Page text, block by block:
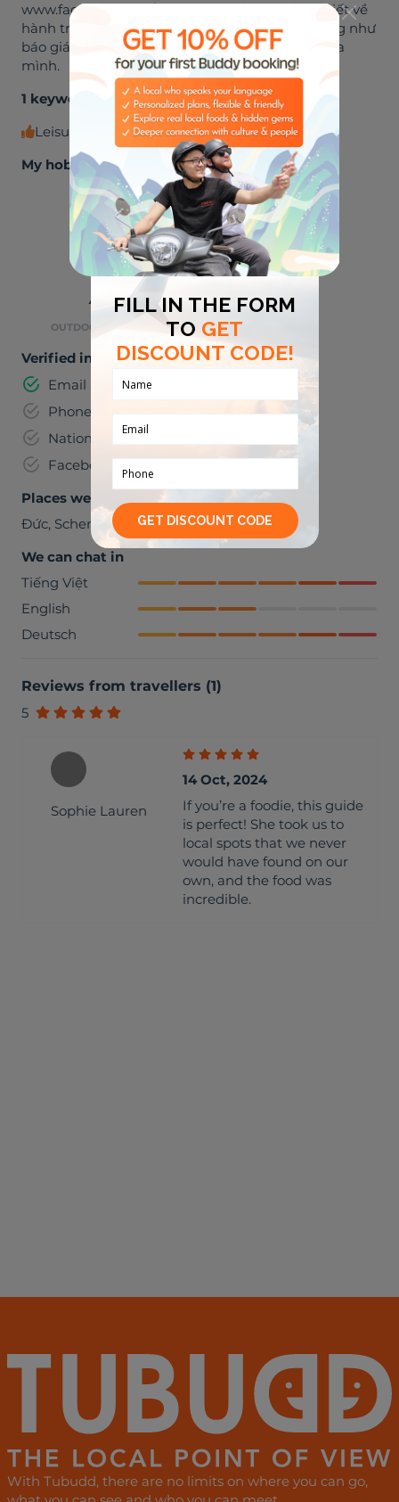
www.facebook.com/covivucom để trao đổi chi tiết về
hành trình, nhu cầu... và nhận tư vấn cụ thể cũng như
báo giá chính xác và phù hợp cho hành trình của
mình.
1 keywords about me
Leisure experiences
My hobbies
🏈
SPORTS
🎸
MUSIC
⛺
OUTDOOR ACTIVITIES
Verified information
Email address
Phone number
National identification number
Facebook
Places we can visit together
Đức, Schengen
We can chat in
Tiếng Việt
English
Deutsch
Reviews from travellers (1)
5
Sophie Lauren
14 Oct, 2024
If you’re a foodie, this guide
is perfect! She took us to
local spots that we never
would have found on our
own, and the food was
incredible.
With Tubudd, there are no limits on where you can go,